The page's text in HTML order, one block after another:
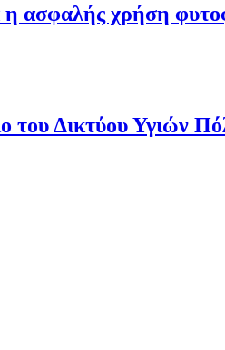
ασφαλής χρήση
του Δικτύου Υγιών